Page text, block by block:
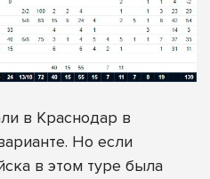
в Краснодар в
Но если
в этом туре была